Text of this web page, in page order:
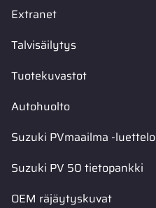
Extranet
Talvisäilytys
Tuotekuvastot
Autohuolto
Suzuki PVmaailma -luettelo
Suzuki PV 50 tietopankki
OEM räjäytyskuvat